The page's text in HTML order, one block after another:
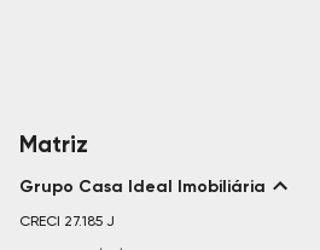
Matriz
Grupo Casa Ideal Imobiliária
CRECI 27.185 J